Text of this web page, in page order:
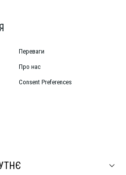
Переваги
Про нас
Consent Preferences